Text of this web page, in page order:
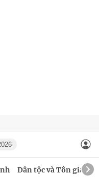
Dân tộc và Tôn giáo